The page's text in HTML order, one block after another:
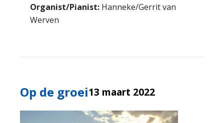
Organist/Pianist: Hanneke/Gerrit van
Werven
Op de groei13 maart 2022